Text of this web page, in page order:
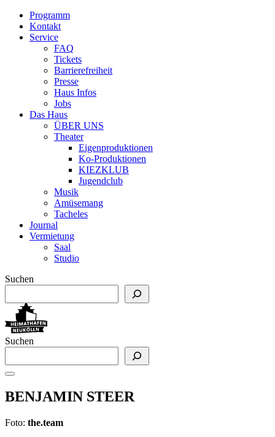
Programm
Kontakt
Service
FAQ
Tickets
Barrierefreiheit
Presse
Haus Infos
Jobs
Das Haus
ÜBER UNS
Theater
Eigenproduktionen
Ko-Produktionen
KIEZKLUB
Jugendclub
Musik
Amüsemang
Tacheles
Journal
Vermietung
Saal
Studio
Suchen
Suchen
BENJAMIN STEER
Foto: the.team